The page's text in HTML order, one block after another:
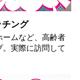
チング
ームなど、高齢者
実際に訪問して